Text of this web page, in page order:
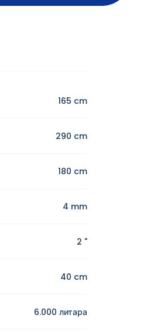
165 cm
290 cm
180 cm
4 mm
2 "
40 cm
6.000 литара